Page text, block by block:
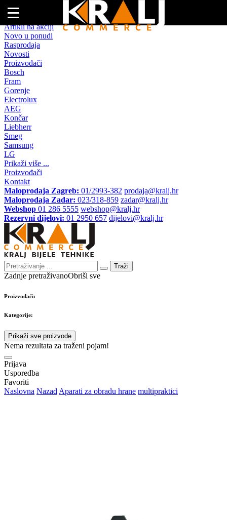
Naslovna
Artikli na akciji
Novo u ponudi
Rasprodaja
Novosti
Proizvođači
Bosch
Fram
Gorenje
Electrolux
AEG
Končar
Liebherr
Smeg
Samsung
LG
Prikaži više ...
Proizvođači
Kontakt
Maloprodaja Zagreb: 01/2993-382 prodaja@kralj.hr
Maloprodaja Zadar: 023/318-859 zadar@kralj.hr
Webshop 01 286 5555 webshop@kralj.hr
Rezervni dijelovi: 01 2950 657 dijelovi@kralj.hr
Traži
Zadnje pretraživanoObriši sve
Proizvođači:
Kategorije:
Prikaži sve proizvode
Nema rezultata za traženi pojam!
Prijava
Usporedba
Favoriti
Naslovna Nazad Aparati za obradu hrane multipraktici